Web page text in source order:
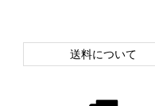
送料について